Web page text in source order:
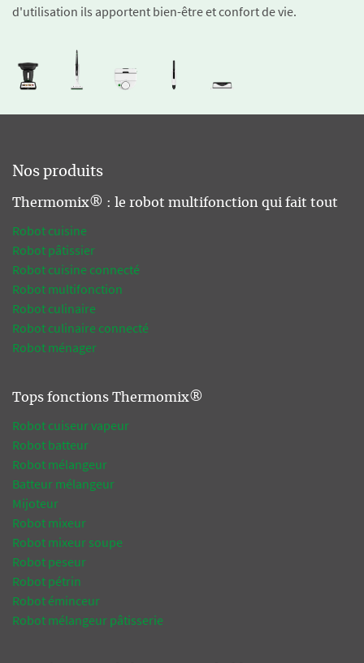
d'utilisation ils apportent bien-être et confort de vie.
Nos produits
Thermomix® : le robot multifonction qui fait tout
Robot cuisine
Robot pâtissier
Robot cuisine connecté
Robot multifonction
Robot culinaire
Robot culinaire connecté
Robot ménager
Tops fonctions Thermomix®
Robot cuiseur vapeur
Robot batteur
Robot mélangeur
Batteur mélangeur
Mijoteur
Robot mixeur
Robot mixeur soupe
Robot peseur
Robot pétrin
Robot éminceur
Robot mélangeur pâtisserie